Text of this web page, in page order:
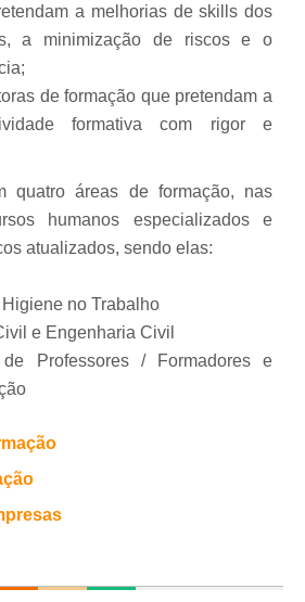
a melhorias deskills dos
a minimização de riscos e o
de formação que pretendam a
formativa com rigor e
quatro áreas de formação, nas
humanos especializados e
atualizados, sendo elas:
no Trabalho
e Engenharia Civil
Professores / Formadores e